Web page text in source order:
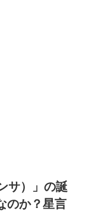
サ）」の誕
のか？星言